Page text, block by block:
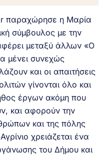
παραχώρησε η Μαρία
σύμβουλος με την
μεταξύ άλλων «Ο
μένει συνεχώς
και οι απαιτήσεις
γίνονται όλο και
έργων ακόμη που
και αφορούν την
και της πόλης
χρειάζεται ένα
του Δήμου και